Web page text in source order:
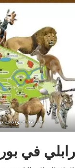
حديقة حيوانات
في